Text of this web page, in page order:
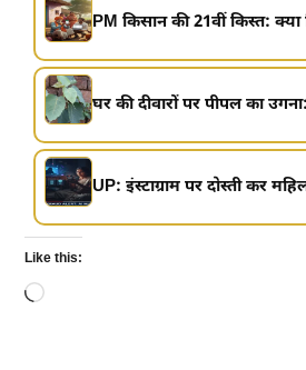
PM किसान की 21वीं किस्त:
घर की दीवारों पर पीपल का
UP: इंस्टाग्राम पर दोस्ती कर
Like this:
Loading…